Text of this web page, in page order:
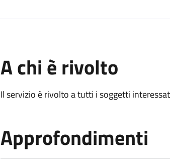
A chi è rivolto
Il servizio è rivolto a tutti i soggetti
Approfondimenti